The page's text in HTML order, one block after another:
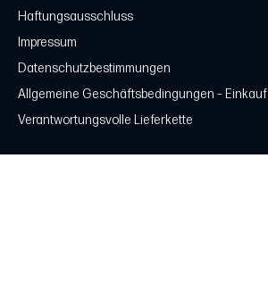
Haftungsausschluss
Impressum
Datenschutzbestimmungen
Allgemeine Geschäftsbedingungen – Einkauf
Verantwortungsvolle Lieferkette